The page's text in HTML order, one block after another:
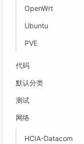
OpenWrt
Ubuntu
PVE
代码
默认分类
测试
网络
HCIA-Datacom